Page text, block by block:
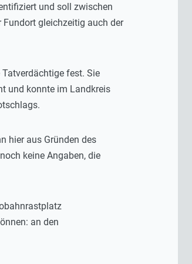
und soll zwischen
gleichzeitig auch der
fest. Sie
und konnte im Landkreis
hier aus Gründen des
keine Angaben, die
an den